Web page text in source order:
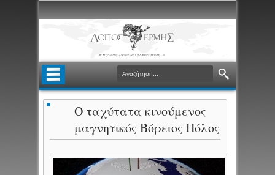
Ο ταχύτατα κινούμενος
μαγνητικός Βόρειος Πόλος